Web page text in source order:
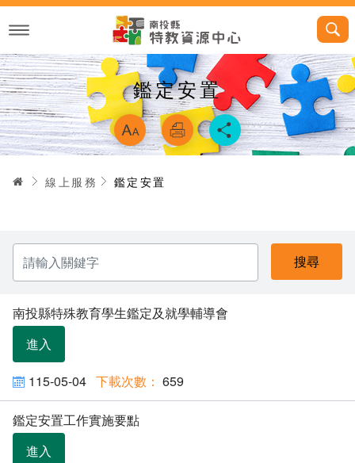
跳
主
內
容
鑑定安置 略過字型切換
首頁線上服務 鑑定安置
請
輸
入
關
字
南投縣特殊教育學生鑑定及就學輔導會
進入
115-05-04 659
鑑定安置工作實施要點
進入